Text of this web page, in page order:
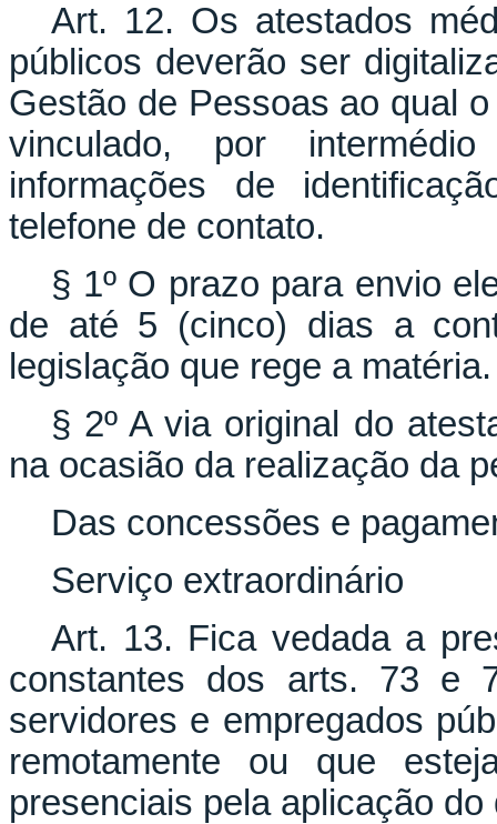
Art. 12. Os atestados
públicos deverão ser
Gestão de Pessoas ao qual
vinculado, por
informações de
telefone de contato.
§ 1º O prazo para envio
de até 5 (cinco) dias a
legislação que rege a matéria.
§ 2º A via original do
na ocasião da realização da
Das concessões e
Serviço extraordinário
Art. 13. Fica vedada a
constantes dos arts. 73 e
servidores e empregados
remotamente ou que
presenciais pela aplicação